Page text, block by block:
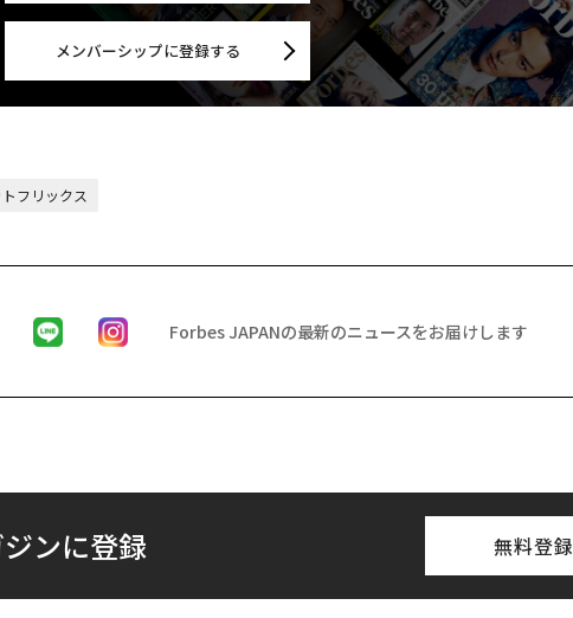
メンバーシップに登録する
フリックス
Forbes JAPANの最新のニュースをお届けします
ンに登録 無料登録